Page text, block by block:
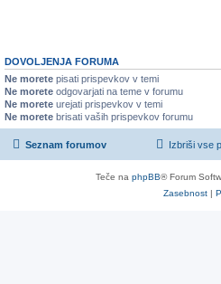
DOVOLJENJA FORUMA
Ne morete pisati prispevkov v temi
Ne morete odgovarjati na teme v forumu
Ne morete urejati prispevkov v temi
Ne morete brisati vaših prispevkov forumu
Seznam forumov Izbriši vse
Teče na phpBB® Forum
Zasebnost|